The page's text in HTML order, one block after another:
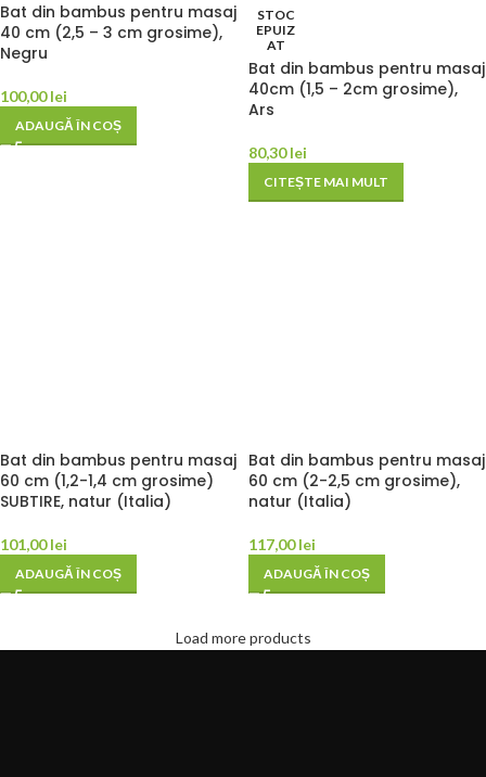
Bat din bambus pentru masaj
40 cm (2,5 – 3 cm grosime),
Negru
100,00lei
ADAUGĂ ÎN COȘ
STOC
EPUIZ
AT
Bat din bambus pentru masaj
40cm (1,5 – 2cm grosime),
Ars
80,30lei
CITEȘTE MAI MULT
Bat din bambus pentru masaj
60 cm (1,2-1,4 cm grosime)
SUBTIRE, natur (Italia)
101,00lei
ADAUGĂ ÎN COȘ
Bat din bambus pentru masaj
60 cm (2-2,5 cm grosime),
natur (Italia)
117,00lei
ADAUGĂ ÎN COȘ
Load more products